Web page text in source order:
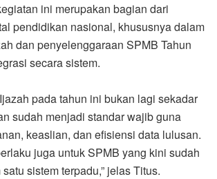
ini merupakan bagian dari
pendidikan nasional, khususnya dalam
dan penyelenggaraan SPMB Tahun
secara sistem.
pada tahun ini bukan lagi sekadar
sudah menjadi standar wajib guna
keaslian, dan efisiensi data lulusan.
juga untuk SPMB yang kini sudah
sistem terpadu,” jelas Titus.